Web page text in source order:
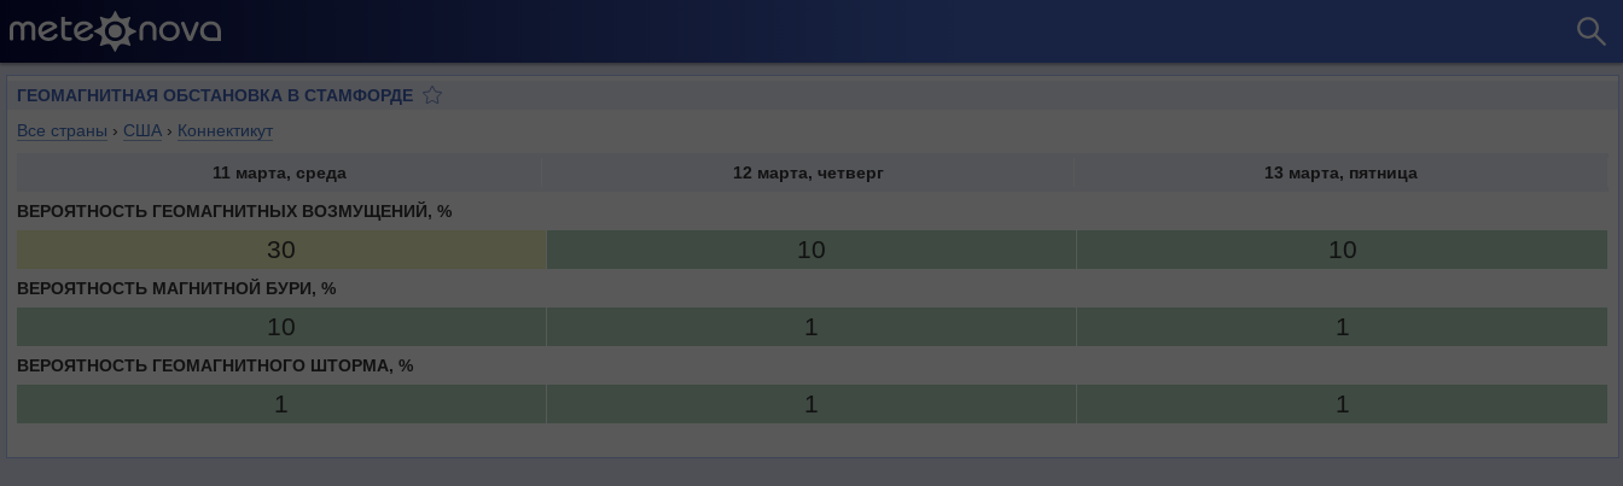
ГЕОМАГНИТНАЯ ОБСТАНОВКА В СТАМФОРДЕ
Все страны › США › Коннектикут
11 марта, среда 12 марта, четверг
13 марта, пятница
ВЕРОЯТНОСТЬ ГЕОМАГНИТНЫХ ВОЗМУЩЕНИЙ, %
30 10 10
ВЕРОЯТНОСТЬ МАГНИТНОЙ БУРИ, %
10 1 1
ВЕРОЯТНОСТЬ ГЕОМАГНИТНОГО ШТОРМА, %
1 1 1